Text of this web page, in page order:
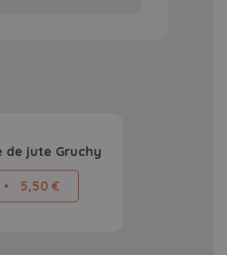
de jute Gruchy
• 5,50 €